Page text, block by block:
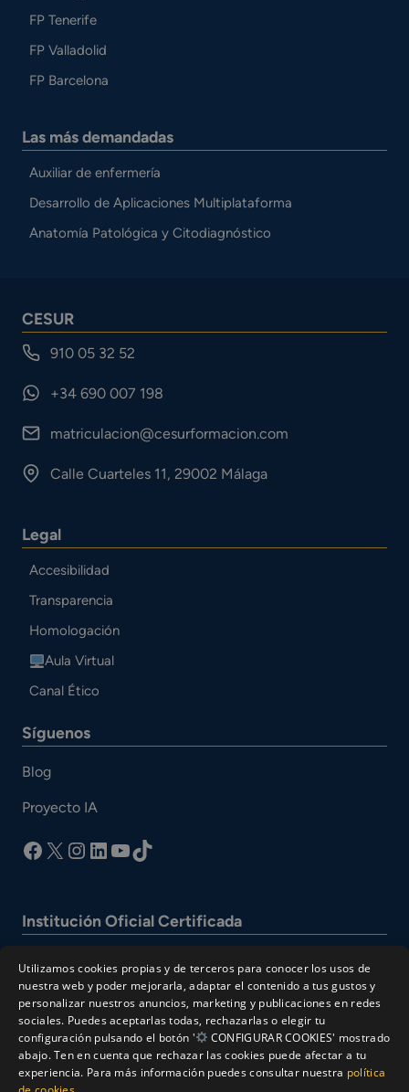
FP Tenerife
FP Valladolid
FP Barcelona
Las más demandadas
Auxiliar de enfermería
Desarrollo de Aplicaciones Multiplataforma
Anatomía Patológica y Citodiagnóstico
CESUR
910 05 32 52
+34 690 007 198
matriculacion@cesurformacion.com
Calle Cuarteles 11, 29002 Málaga
Legal
Accesibilidad
Transparencia
Homologación
Aula Virtual
Canal Ético
Síguenos
Blog
Proyecto IA
facebook
X Instagram
LinkedIn
YouTube
TikTok
Institución Oficial Certificada
Utilizamos cookies propias y de terceros para conocer los usos de
nuestra web y poder mejorarla, adaptar el contenido a tus gustos y
personalizar nuestros anuncios, marketing y publicaciones en redes
sociales. Puedes aceptarlas todas, rechazarlas o elegir tu
configuración pulsando el botón '
CONFIGURAR COOKIES' mostrado
abajo. Ten en cuenta que rechazar las cookies puede afectar a tu
experiencia. Para más información puedes consultar nuestra política